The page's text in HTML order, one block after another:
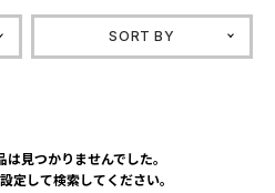
SORT BY
見つかりませんでした。
定して検索してください。